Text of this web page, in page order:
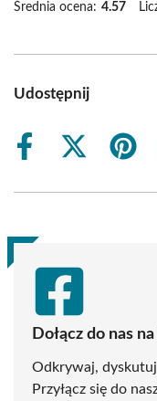
Średnia ocena: 4.57
Udostępnij
Share
Share
(Twitter)
Share
Dołącz do nas
Odkrywaj,
Przyłącz się do